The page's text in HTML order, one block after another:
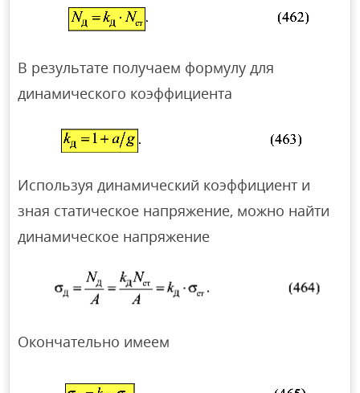
В результате получаем формулу для
динамического коэффициента
Используя динамический коэффициент и
зная статическое напряжение, можно найти
динамическое напряжение
Окончательно имеем